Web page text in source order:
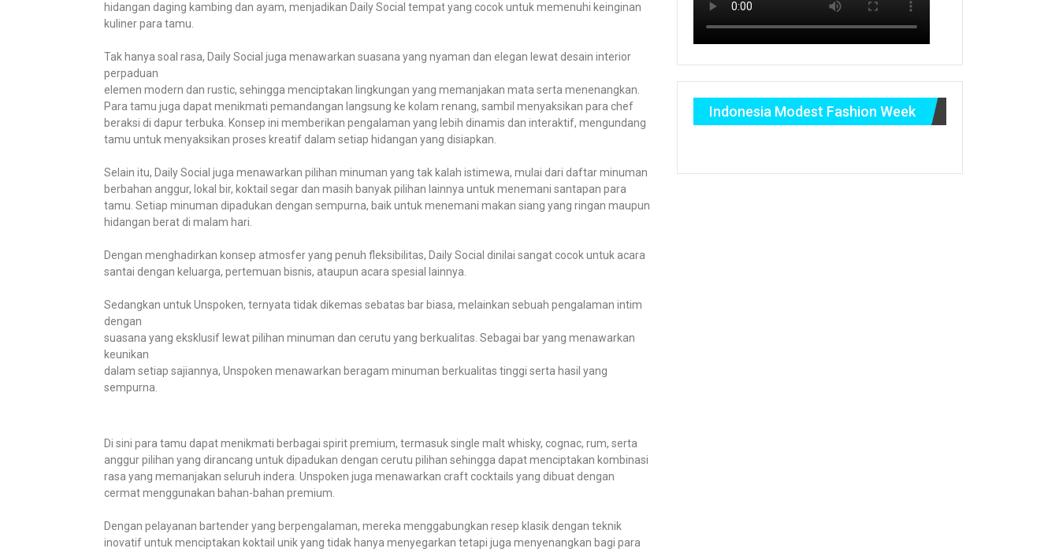
hidangan daging kambing dan ayam, menjadikan Daily Social tempat yang cocok untuk memenuhi keinginan
kuliner para tamu.
Tak hanya soal rasa, Daily Social juga menawarkan suasana yang nyaman dan elegan lewat desain interior
perpaduan
elemen modern dan rustic, sehingga menciptakan lingkungan yang memanjakan mata serta menenangkan.
Para tamu juga dapat menikmati pemandangan langsung ke kolam renang, sambil menyaksikan para chef
beraksi di dapur terbuka. Konsep ini memberikan pengalaman yang lebih dinamis dan interaktif, mengundang
tamu untuk menyaksikan proses kreatif dalam setiap hidangan yang disiapkan.
Selain itu, Daily Social juga menawarkan pilihan minuman yang tak kalah istimewa, mulai dari daftar minuman
berbahan anggur, lokal bir, koktail segar dan masih banyak pilihan lainnya untuk menemani santapan para
tamu. Setiap minuman dipadukan dengan sempurna, baik untuk menemani makan siang yang ringan maupun
hidangan berat di malam hari.
Dengan menghadirkan konsep atmosfer yang penuh fleksibilitas, Daily Social dinilai sangat cocok untuk acara
santai dengan keluarga, pertemuan bisnis, ataupun acara spesial lainnya.
Sedangkan untuk Unspoken, ternyata tidak dikemas sebatas bar biasa, melainkan sebuah pengalaman intim
dengan
suasana yang eksklusif lewat pilihan minuman dan cerutu yang berkualitas. Sebagai bar yang menawarkan
keunikan
dalam setiap sajiannya, Unspoken menawarkan beragam minuman berkualitas tinggi serta hasil yang
sempurna.
Di sini para tamu dapat menikmati berbagai spirit premium, termasuk single malt whisky, cognac, rum, serta
anggur pilihan yang dirancang untuk dipadukan dengan cerutu pilihan sehingga dapat menciptakan kombinasi
rasa yang memanjakan seluruh indera. Unspoken juga menawarkan craft cocktails yang dibuat dengan
cermat menggunakan bahan-bahan premium.
Dengan pelayanan bartender yang berpengalaman, mereka menggabungkan resep klasik dengan teknik
inovatif untuk menciptakan koktail unik yang tidak hanya menyegarkan tetapi juga menyenangkan bagi para
Indonesia Modest Fashion Week